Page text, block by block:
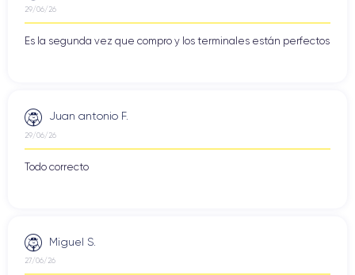
29/06/26
Es la segunda vez que compro y los terminales están perfectos
Juan antonio F.
29/06/26
Todo correcto
Miguel S.
27/06/26